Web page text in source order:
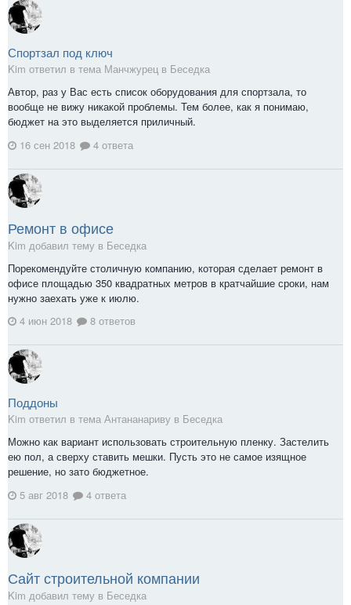
Спортзал под ключ
Kim ответил в тема Манчжурец в Беседка
Автор, раз у Вас есть список оборудования для спортзала, то
вообще не вижу никакой проблемы. Тем более, как я понимаю,
бюджет на это выделяется приличный.
16 сен 2018
4 ответа
Ремонт в офисе
Kim добавил тему в Беседка
Порекомендуйте столичную компанию, которая сделает ремонт в
офисе площадью 350 квадратных метров в кратчайшие сроки, нам
нужно заехать уже к июлю.
4 июн 2018
8 ответов
Поддоны
Kim ответил в тема Антананариву в Беседка
Можно как вариант использовать строительную пленку. Застелить
ею пол, а сверху ставить мешки. Пусть это не самое изящное
решение, но зато бюджетное.
5 авг 2018
4 ответа
Сайт строительной компании
Kim добавил тему в Беседка